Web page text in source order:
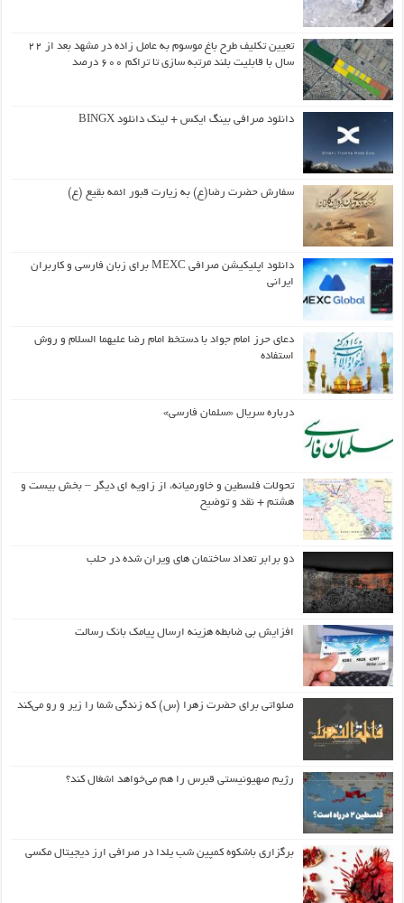
تعیین تکلیف طرح باغ موسوم به عامل زاده در مشهد بعد از ۲۲
سال با قابلیت بلند مرتبه سازی تا تراکم ۶۰۰ درصد
دانلود صرافی بینگ ایکس + لینک دانلود BINGX
سفارش حضرت رضا(ع) به زیارت قبور ائمه بقیع (ع)
دانلود اپلیکیشن صرافی MEXC برای زبان فارسی و کاربران
ایرانی
دعای حرز امام جواد با دستخط امام رضا علیهما السلام و روش
استفاده
درباره سریال «سلمان فارسی»
تحولات فلسطین و خاورمیانه، از زاویه ای دیگر – بخش بیست و
هشتم + نقد و توضیح
دو برابر تعداد ساختمان های ویران شده در حلب
افزایش بی ضابطه هزینه ارسال پیامک بانک رسالت
صلواتی برای حضرت زهرا (س) که زندگی شما را زیر و رو می‌کند
رژیم صهیونیستی قبرس را هم می‌خواهد اشغال کند؟
برگزاری باشکوه کمپین شب یلدا در صرافی ارز دیجیتال مکسی